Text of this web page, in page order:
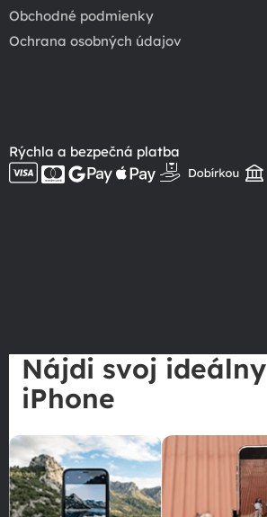
Obchodné podmienky
Ochrana osobných údajov
Rýchla a bezpečná platba
Nájdi svoj ideálny
iPhone